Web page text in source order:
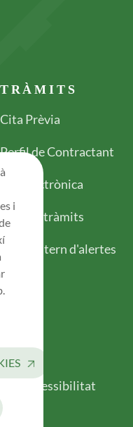
TRÀMITS
Cita Prèvia
Perfil de Contractant
Seu electrònica
Tots els tràmits
Canal intern d'alertes
Accessibilitat
i